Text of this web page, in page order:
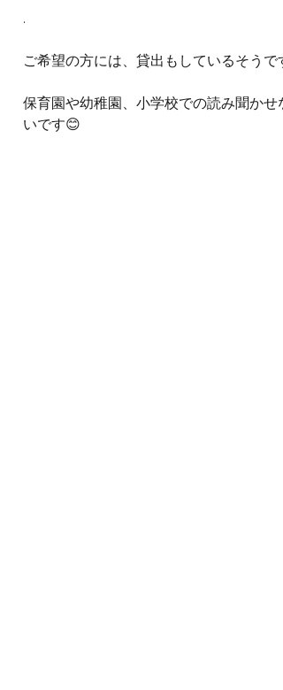
.
ご希望の方には、貸出もしているそうで
保育園や幼稚園、小学校での読み聞か
いです😊